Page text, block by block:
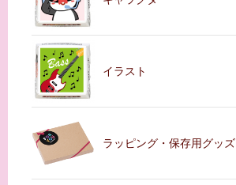
イラスト
ラッピング・保存用グッズ